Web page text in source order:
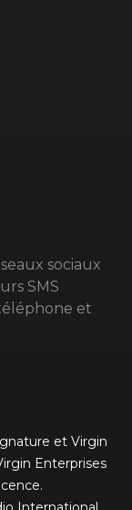
sociaux
SMS
et
et Virgin
Enterprises